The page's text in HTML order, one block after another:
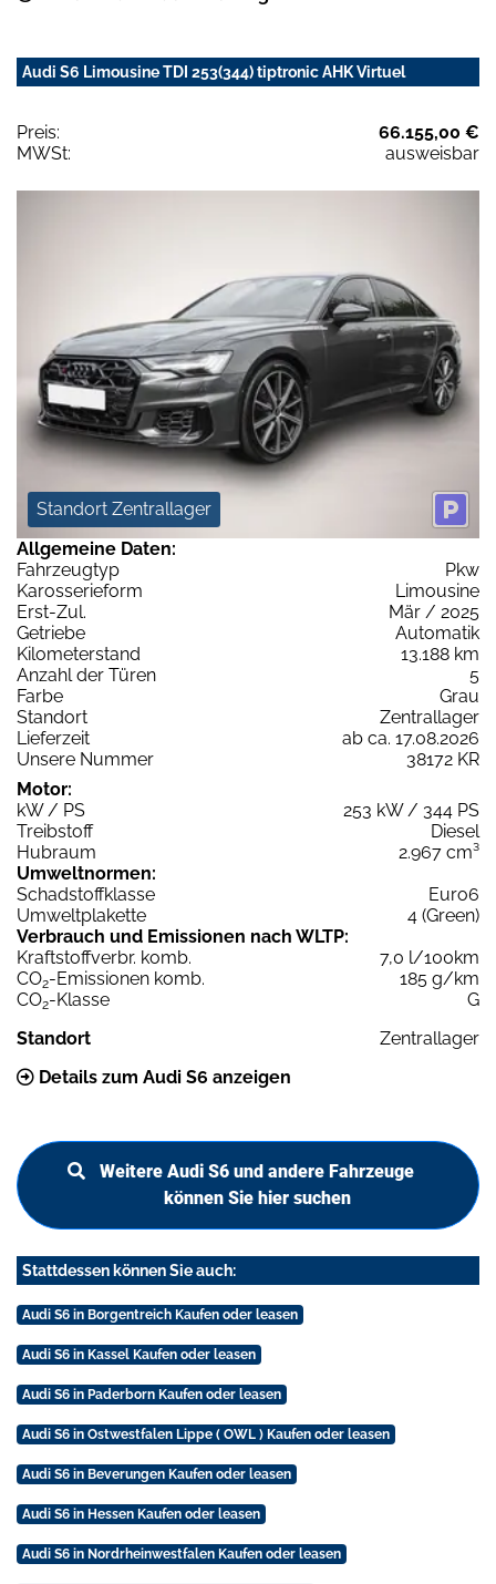
Audi S6 Limousine TDI 253(344) tiptronic AHK Virtuel
Preis:
66.155,00 €
MWSt:
ausweisbar
Standort Zentrallager
Allgemeine Daten:
Fahrzeugtyp
Pkw
Karosserieform
Limousine
Erst-Zul.
Mär / 2025
Getriebe
Automatik
Kilometerstand
13.188 km
Anzahl der Türen
5
Farbe
Grau
Standort
Zentrallager
Lieferzeit
ab ca. 17.08.2026
Unsere Nummer
38172 KR
Motor:
kW / PS
253 kW / 344 PS
Treibstoff
Diesel
Hubraum
2.967 cm³
Umweltnormen:
Schadstoffklasse
Euro6
Umweltplakette
4 (Green)
Verbrauch und Emissionen nach WLTP:
Kraftstoffverbr. komb.
7,0 l/100km
CO2-Emissionen komb.
185 g/km
CO2-Klasse
G
Standort
Zentrallager
Details zum Audi S6 anzeigen
Weitere Audi S6 und andere Fahrzeuge
können Sie hier suchen
Stattdessen können Sie auch:
Audi S6 in Borgentreich Kaufen oder leasen
Audi S6 in Kassel Kaufen oder leasen
Audi S6 in Paderborn Kaufen oder leasen
Audi S6 in Ostwestfalen Lippe ( OWL ) Kaufen oder leasen
Audi S6 in Beverungen Kaufen oder leasen
Audi S6 in Hessen Kaufen oder leasen
Audi S6 in Nordrheinwestfalen Kaufen oder leasen